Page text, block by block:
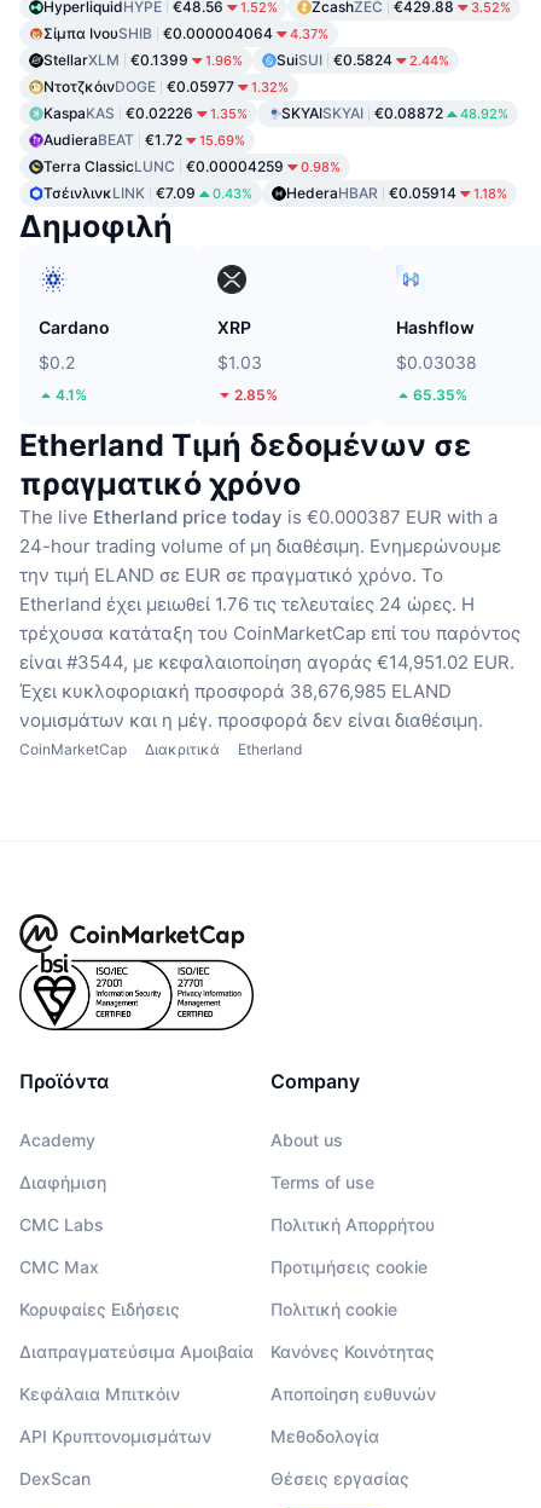
HyperliquidHYPE €48.56 1.52% ZcashZEC €429.88 3.52%
Σίμπα ΙνουSHIB €0.000004064 4.37%
StellarXLM €0.1399 1.96% SuiSUI €0.5824 2.44%
ΝτοτζκόινDOGE €0.05977 1.32%
KaspaKAS €0.02226 1.35% SKYAISKYAI €0.08872 48.92%
AudieraBEAT €1.72 15.69%
Terra ClassicLUNC €0.00004259 0.98%
ΤσέινλινκLINK €7.09 0.43% HederaHBAR €0.05914 1.18%
Δημοφιλή
Cardano
$0.2
4.1%
XRP
$1.03
2.85%
Hashflow
$0.03038
65.35%
Etherland Τιμή δεδομένων σε
πραγματικό χρόνο
The live Etherland price today is €0.000387 EUR with a
24-hour trading volume of μη διαθέσιμη. Ενημερώνουμε
την τιμή ELAND σε EUR σε πραγματικό χρόνο. Το
Etherland έχει μειωθεί 1.76 τις τελευταίες 24 ώρες. Η
τρέχουσα κατάταξη του CoinMarketCap επί του παρόντος
είναι #3544, με κεφαλαιοποίηση αγοράς €14,951.02 EUR.
Έχει κυκλοφοριακή προσφορά 38,676,985 ELAND
νομισμάτων και η μέγ. προσφορά δεν είναι διαθέσιμη.
CoinMarketCap Διακριτικά Etherland
Προϊόντα
Academy
Διαφήμιση
CMC Labs
CMC Max
Κορυφαίες Ειδήσεις
Διαπραγματεύσιμα Αμοιβαία
Κεφάλαια Μπιτκόιν
API Κρυπτονομισμάτων
DexScan
Company
About us
Terms of use
Πολιτική Απορρήτου
Προτιμήσεις cookie
Πολιτική cookie
Κανόνες Κοινότητας
Αποποίηση ευθυνών
Μεθοδολογία
Θέσεις εργασίας